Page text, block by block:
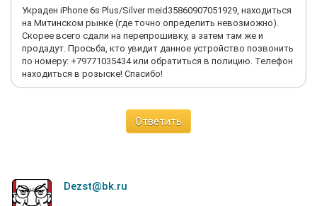
Украден iPhone 6s Plus/Silver meid35860907051929, находиться
на Митинском рынке (где точно определить невозможно).
Скорее всего сдали на перепрошивку, а затем там же и
продадут. Просьба, кто увидит данное устройство позвонить
по номеру: +79771035434 или обратиться в полицию. Телефон
находиться в розыске! Спасибо!
Ответить
Dezst@bk.ru